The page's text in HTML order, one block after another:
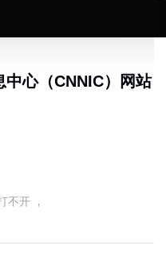
心（CNNIC）网站
不开
,